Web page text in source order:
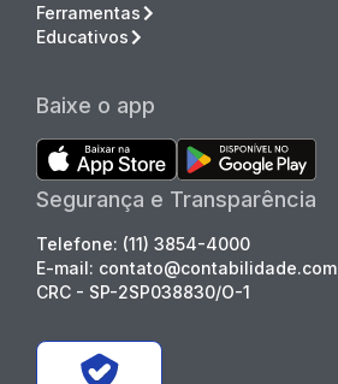
Ferramentas
Educativos
Baixe o app
Segurança e Transparência
Telefone: (11) 3854-4000
E-mail: contato@contabilidade.com
CRC - SP-2SP038830/O-1